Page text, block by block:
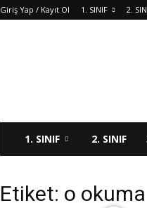
Giriş Yap / Kayıt Ol 1. SINIF 2.
1. SINIF 2. SINIF
Etiket: o